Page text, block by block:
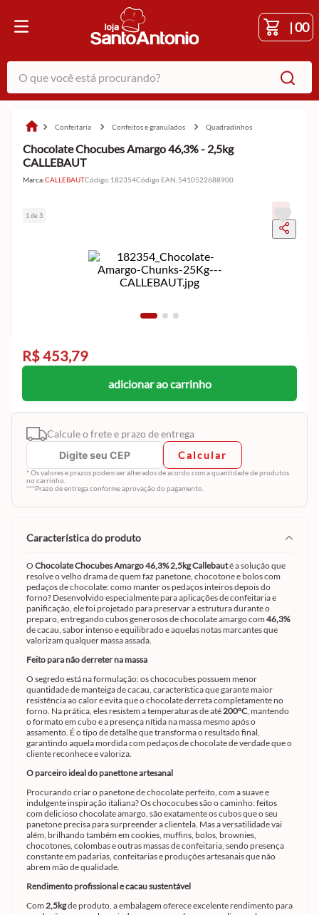
|00
O que você está procurando?
confeitaria confeitos e granulados quadradinhos
Chocolate Chocubes Amargo 46,3% - 2,5kg
CALLEBAUT
Marca:CALLEBAUTCódigo:182354Código EAN:5410522688900
1 de 3
R$ 453,79
adicionar ao carrinho
Calcule o frete e prazo de entrega
Calcular
* Os valores e prazos podem ser alterados de acordo com a quantidade de produtos
no carrinho.
***Prazo de entrega conforme aprovação do pagamento.
característica do produto
O Chocolate Chocubes Amargo 46,3% 2,5kg Callebauté a solução que
resolve o velho drama de quem faz panetone, chocotone e bolos com
pedaços de chocolate: como manter os pedaços inteiros depois do
forno? Desenvolvido especialmente para aplicações de confeitaria e
panificação, ele foi projetado para preservar a estrutura durante o
preparo, entregando cubos generosos de chocolate amargo com 46,3%
de cacau, sabor intenso e equilibrado e aquelas notas marcantes que
valorizam qualquer massa assada.
Feito para não derreter na massa
O segredo está na formulação: os chococubes possuem menor
quantidade de manteiga de cacau, característica que garante maior
resistência ao calor e evita que o chocolate derreta completamente no
forno. Na prática, eles resistem a temperaturas de até200°C, mantendo
o formato em cubo e a presença nítida na massa mesmo após o
assamento. É o tipo de detalhe que transforma o resultado final,
garantindo aquela mordida com pedaços de chocolate de verdade que o
cliente reconhece e valoriza.
O parceiro ideal do panettone artesanal
Procurando criar o panetone de chocolate perfeito, com a suave e
indulgente inspiração italiana? Os chococubes são o caminho: feitos
com delicioso chocolate amargo, são exatamente os cubos que o seu
panetone precisa para surpreender a clientela. Mas a versatilidade vai
além, brilhando também em cookies, muffins, bolos, brownies,
chocotones, colombas e outras massas de confeitaria, sendo presença
constante em padarias, confeitarias e produções artesanais que não
abrem mão de qualidade.
Rendimento profissional e cacau sustentável
Com 2,5kgde produto, a embalagem oferece excelente rendimento para